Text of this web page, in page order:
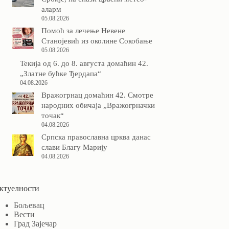
аларм
05.08.2026
Помоћ за лечење Невене
Станојевић из околине Сокобање
05.08.2026
Текија од 6. до 8. августа домаћин 42.
„Златне бућке Ђердапа“
04.08.2026
Вражогрнац домаћин 42. Смотре
народних обичаја „Вражогрначки
точак“
04.08.2026
Српска православна црква данас
слави Благу Марију
04.08.2026
Бољевац
Вести
Град Зајечар